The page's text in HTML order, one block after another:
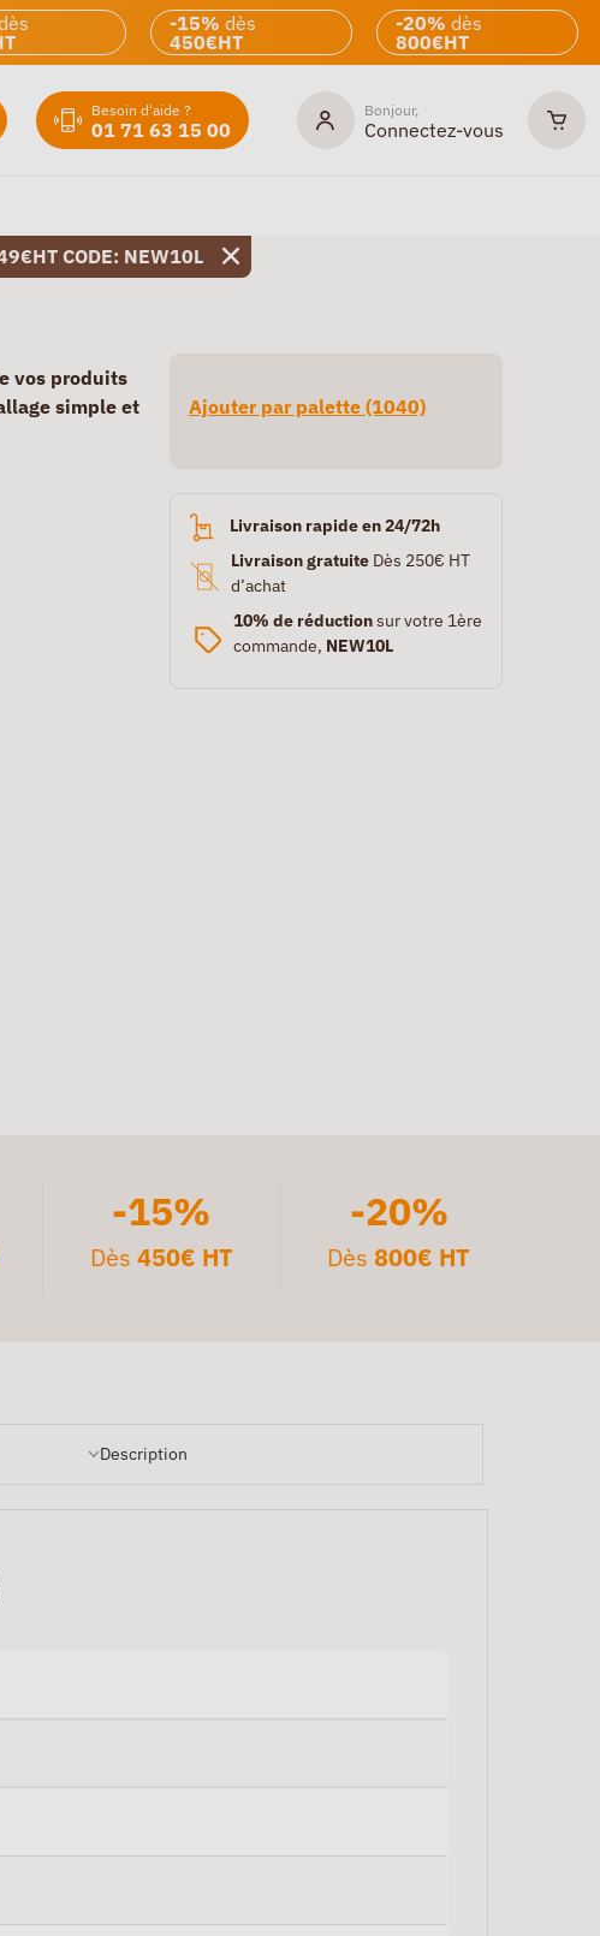
-15% dès
450€HT
-20% dès
800€HT
Besoin d'aide ?
01 71 63 15 00
Bonjour,
Connectez-vous
CODE: NEW10L
vos produits
simple et
Ajouter par palette (1040)
Livraison rapide en 24/72h
Livraison gratuiteDès 250€ HT
d’achat
10% de réductionsur votre 1ère
commande, NEW10L
-15%
Dès 450€ HT
-20%
Dès800€ HT
Description